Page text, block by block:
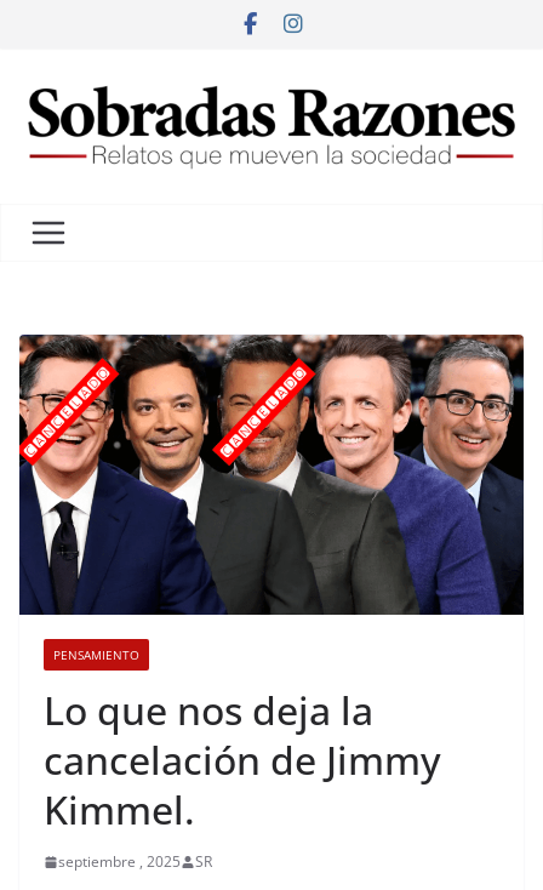
PENSAMIENTO
Lo que nos deja la
cancelación de Jimmy
Kimmel.
septiembre , 2025 SR